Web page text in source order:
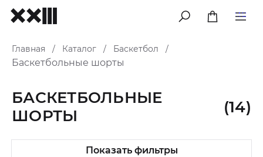
меню
Главная / Каталог / Баскетбол /
Баскетбольные шорты
БАСКЕТБОЛЬНЫЕ
ШОРТЫ
(14)
Показать фильтры